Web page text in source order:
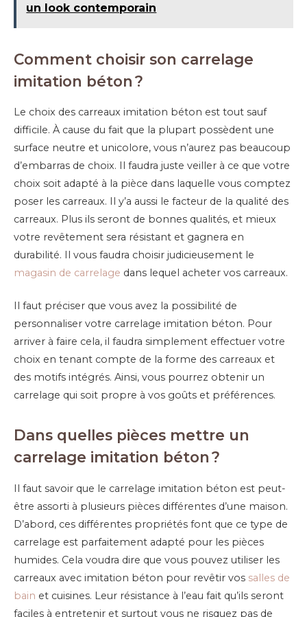
un look contemporain
Comment choisir son carrelage
imitation béton ?
Le choix des carreaux imitation béton est tout sauf
difficile. À cause du fait que la plupart possèdent une
surface neutre et unicolore, vous n’aurez pas beaucoup
d’embarras de choix. Il faudra juste veiller à ce que votre
choix soit adapté à la pièce dans laquelle vous comptez
poser les carreaux. Il y’a aussi le facteur de la qualité des
carreaux. Plus ils seront de bonnes qualités, et mieux
votre revêtement sera résistant et gagnera en
durabilité. Il vous faudra choisir judicieusement le
magasin de carrelage dans lequel acheter vos carreaux.
Il faut préciser que vous avez la possibilité de
personnaliser votre carrelage imitation béton. Pour
arriver à faire cela, il faudra simplement effectuer votre
choix en tenant compte de la forme des carreaux et
des motifs intégrés. Ainsi, vous pourrez obtenir un
carrelage qui soit propre à vos goûts et préférences.
Dans quelles pièces mettre un
carrelage imitation béton ?
Il faut savoir que le carrelage imitation béton est peut-
être assorti à plusieurs pièces différentes d’une maison.
D’abord, ces différentes propriétés font que ce type de
carrelage est parfaitement adapté pour les pièces
humides. Cela voudra dire que vous pouvez utiliser les
carreaux avec imitation béton pour revêtir vos salles de
bain et cuisines. Leur résistance à l’eau fait qu’ils seront
faciles à entretenir et surtout vous ne risquez pas de